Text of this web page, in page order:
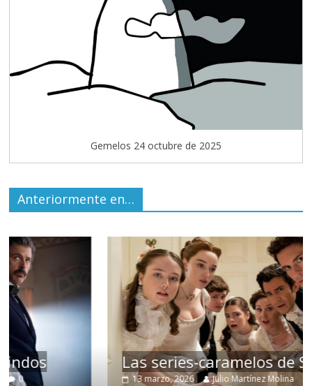
Gemelos 24 octubre de 2025
Anteriormente en…
Las series-caramelos de Shondaland
13 marzo, 2026 Julio Martínez Molina 0